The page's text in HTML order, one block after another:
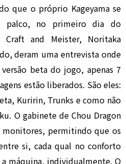
que o próprio Kageyama se
palco, no primeiro dia do
and Meister, Noritaka
deram uma entrevista onde
beta do jogo, apenas 7
estão liberados. São eles:
Kuririn, Trunks e como não
O gabinete de Chou Dragon
permitindo que os
si, cada qual no conforto
máquina, individualmente. O